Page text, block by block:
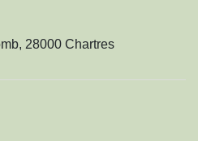
28000 Chartres